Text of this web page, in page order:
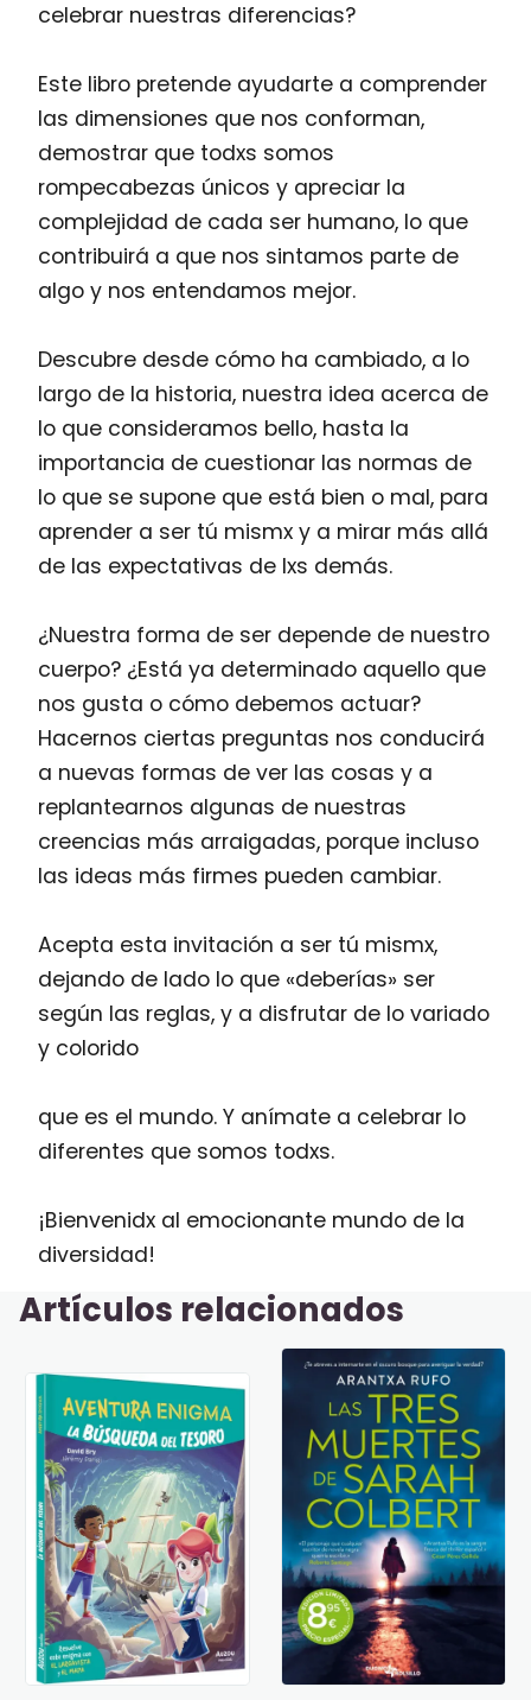
celebrar nuestras diferencias?
Este libro pretende ayudarte a comprender
las dimensiones que nos conforman,
demostrar que todxs somos
rompecabezas únicos y apreciar la
complejidad de cada ser humano, lo que
contribuirá a que nos sintamos parte de
algo y nos entendamos mejor.
Descubre desde cómo ha cambiado, a lo
largo de la historia, nuestra idea acerca de
lo que consideramos bello, hasta la
importancia de cuestionar las normas de
lo que se supone que está bien o mal, para
aprender a ser tú mismx y a mirar más allá
de las expectativas de lxs demás.
¿Nuestra forma de ser depende de nuestro
cuerpo? ¿Está ya determinado aquello que
nos gusta o cómo debemos actuar?
Hacernos ciertas preguntas nos conducirá
a nuevas formas de ver las cosas y a
replantearnos algunas de nuestras
creencias más arraigadas, porque incluso
las ideas más firmes pueden cambiar.
Acepta esta invitación a ser tú mismx,
dejando de lado lo que «deberías» ser
según las reglas, y a disfrutar de lo variado
y colorido
que es el mundo. Y anímate a celebrar lo
diferentes que somos todxs.
¡Bienvenidx al emocionante mundo de la
diversidad!
Artículos relacionados